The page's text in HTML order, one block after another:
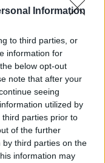
Information
to third parties, or
information for
below opt-out
note that after your
seeing
utilized by
parties prior to
of the further
third parties on the
information may
ημερών – Τι